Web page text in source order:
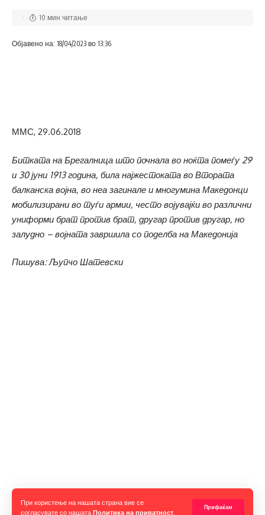
При користење на нашата страна вие се
согласувате со нашата Политика на приватност
Прифаќам
Објавено на: 18/04/2023 во 13:36
10 мин читање
ММС, 29.06.2018
Битката на Брегалница што почнала во ноќта помеѓу 29
и 30 јуни 1913 година, била најжестоката во Втората
балканска војна, во неа загинале и многумина Македонци
мобилизирани во туѓи армии, често војувајќи во различни
униформи брат против брат, другар против другар, но
залудно – војната завршила со поделба на Македонија
Пишува: Љупчо Шатевски
Прочитај ја целата вест